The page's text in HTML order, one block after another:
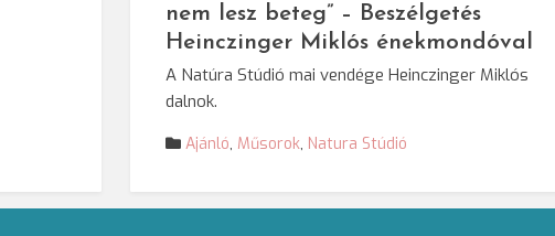
nem lesz beteg” – Beszélgetés
Heinczinger Miklós énekmondóval
A Natúra Stúdió mai vendége Heinczinger Miklós
dalnok.
Ajánló, Műsorok, Natura Stúdió